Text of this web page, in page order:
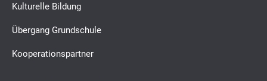
Kulturelle Bildung
Übergang Grundschule
Kooperationspartner